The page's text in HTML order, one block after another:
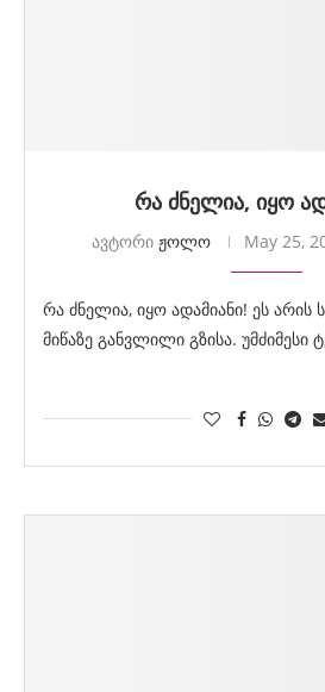
რა ძნელია, იყო
ავტორი ჟოლო May 25,
რა ძნელია, იყო ადამიანი! ეს არის
მიწაზე განვლილი გზისა. უმძიმესი